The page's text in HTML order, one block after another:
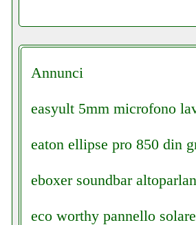
Annunci
easyult 5mm microfono
eaton ellipse pro 850 din
eboxer soundbar
eco worthy pannello